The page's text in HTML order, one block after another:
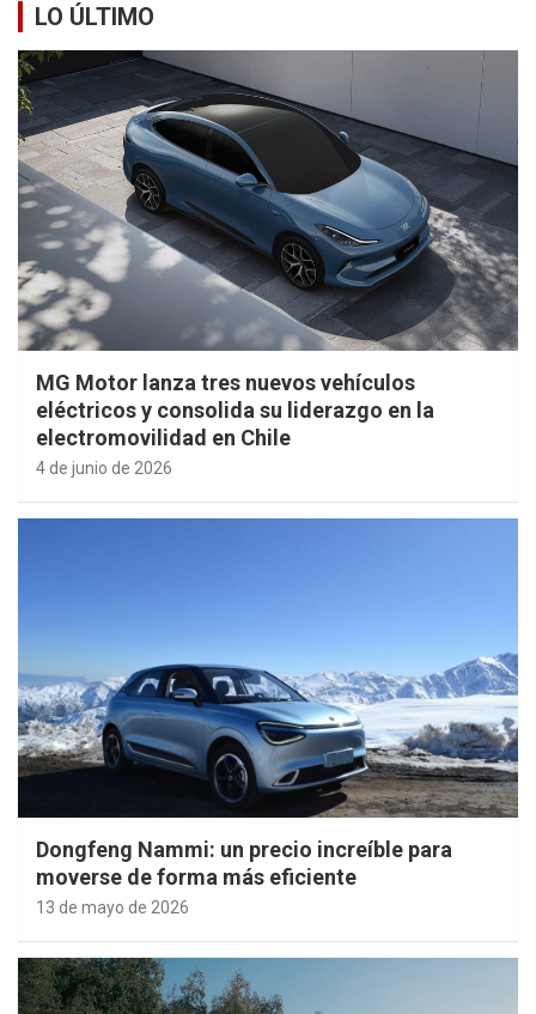
LO ÚLTIMO
MG Motor lanza tres nuevos vehículos
eléctricos y consolida su liderazgo en la
electromovilidad en Chile
4 de junio de 2026
Dongfeng Nammi: un precio increíble para
moverse de forma más eficiente
13 de mayo de 2026